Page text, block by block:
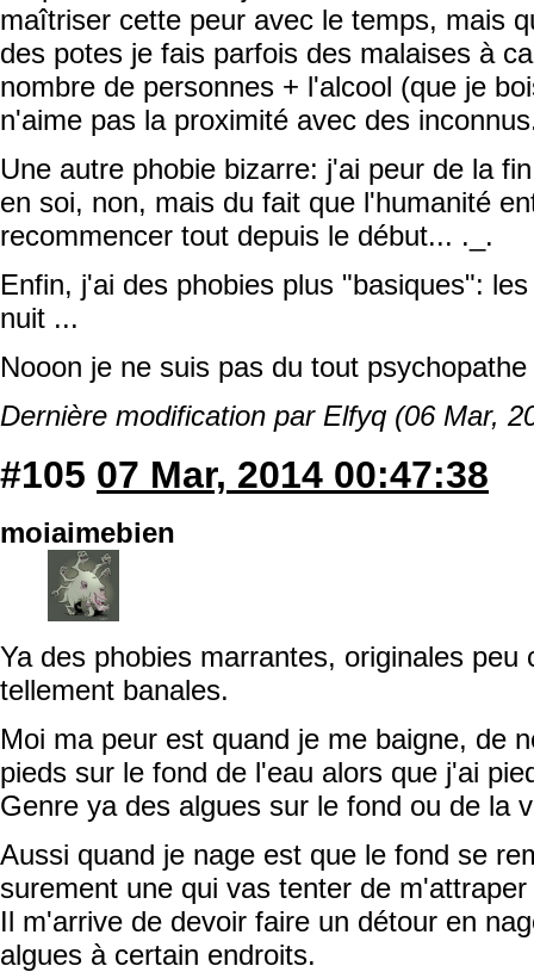
maîtriser cette peur avec le temps, mais
des potes je fais parfois des malaises à
nombre de personnes + l'alcool (que je
n'aime pas la proximité avec des
Une autre phobie bizarre: j'ai peur de la
en soi, non, mais du fait que l'humanité
recommencer tout depuis le début... ._.
Enfin, j'ai des phobies plus "basiques":
nuit ...
Nooon je ne suis pas du tout psychopathe
Dernière modification par Elfyq (06 Mar,
#105 07 Mar, 2014 00:47:38
moiaimebien
Ya des phobies marrantes, originales peu
tellement banales.
Moi ma peur est quand je me baigne, de
pieds sur le fond de l'eau alors que j'ai
Genre ya des algues sur le fond ou de la
Aussi quand je nage est que le fond se
surement une qui vas tenter de
Il m'arrive de devoir faire un détour en
algues à certain endroits.